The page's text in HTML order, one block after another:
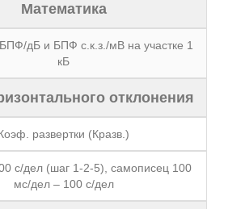
Математика
дБ и БПФ с.к.з./мВ на участке 1
кБ
отклонения
развертки (Кразв.)
с/дел (шаг 1-2-5), самописец 100
мс/дел – 100 с/дел